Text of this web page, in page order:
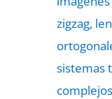
zigzag,
sistemas